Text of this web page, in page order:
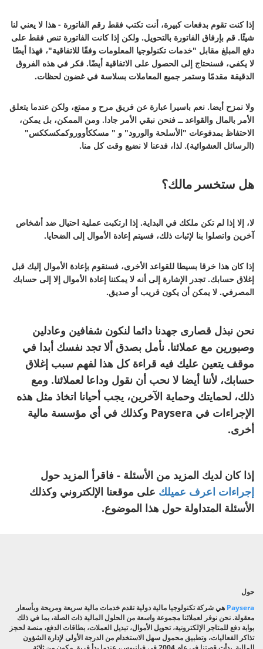
إذا كنت تقوم بدفعات كبيرة، أنت تكتب فقط رقم الفاتورة - هذا لا يعني لنا
شيئًا. قم بإرفاق الفاتورة بالتحويل. ولكن إذا كانت الفاتورة تنص فقط على
دفع المبلغ مقابل "خدمات تكنولوجيا المعلومات وفقًا للاتفاقية"، فهذا أيضًا
لا يكفي، فسنحتاج إلى الحصول على الاتفاقية أيضًا. فكر في هذه الفروق
الدقيقة مقدمًا وستمر جميع المعاملات بسلاسة في غضون لحظات.
ولا نمزح أيضا. نعم باسيرا عبارة عن فريق مرح و ممتع، ولكن عندما يتعلق
الأمر بالمال والقواعد ــ فنحن نبقي الأمر جادا. ومن الممكن، بل يمكن،
الاحتفاظ بمدفوعات "الأسلحة والورود" و " مسككأووروكمكسككس"
(الرسائل العشوائية). لذا، فدعنا لا نضيع وقت كل منا.
هل ستخسر مالك؟
لا، إلا إذا لم تكن ملكك في البداية. إذا ارتكبت عملية احتيال ضد أشخاص
آخرين واتصلوا بنا لإثبات ذلك، فسيتم إعادة الأموال إلى الضحايا.
إذا كان هذا خرقا بسيطا للقواعد الأخرى، فسنقوم بإعادة الأموال إليك قبل
إغلاق حسابك. تجدر الإشارة إلى أنه لا يمكننا إعادة الأموال إلا إلى حسابك
المصرفي. لا يمكن أن يكون قريب أو صديق.
نحن نبذل قصارى جهدنا دائما لنكون شفافين وعادلين
وصبورين مع عملائنا. نأمل بصدق ألا تجد نفسك أبدا في
موقف يتعين عليك فيه قراءة كل هذا لفهم سبب إغلاق
حسابك، لأننا أيضا لا نحب أن نقول وداعا لعملائنا. ومع
ذلك، لحمايتك وحماية الآخرين، يجب أحيانا اتخاذ مثل هذه
الإجراءات في Paysera وكذلك في أي مؤسسة مالية
أخرى.
إذا كان لديك المزيد من الأسئلة - فاقرأ المزيد حول
إجراءات اعرف عميلك على موقعنا الإلكتروني وكذلك
الأسئلة المتداولة حول هذا الموضوع.
حول
Paysera هي شركة تكنولوجيا مالية دولية تقدم خدمات مالية سريعة ومريحة وبأسعار
معقولة. نحن نوفر لعملائنا مجموعة واسعة من الحلول المالية ذات الصلة، بما في ذلك
بوابة دفع للمتاجر الإلكترونية، تحويل الأموال، تبديل العملات، بطاقات الدفع، منصة لحجز
تذاكر الفعاليات، وتطبيق محمول سهل الاستخدام من الدرجة الأولى لإدارة الشؤون